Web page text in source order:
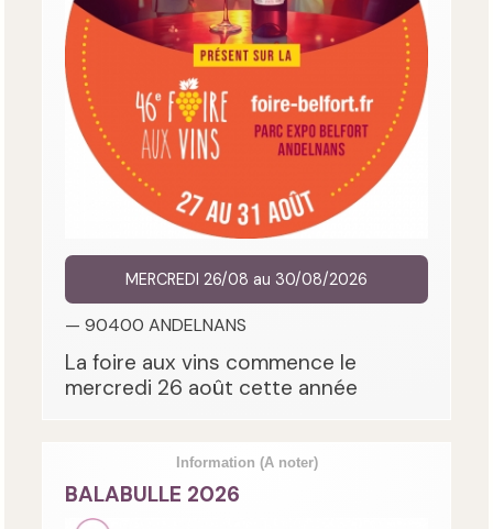
MERCREDI 26/08 au 30/08/2026
— 90400 ANDELNANS
La foire aux vins commence le
mercredi 26 août cette année
Information (A noter)
BALABULLE 2026